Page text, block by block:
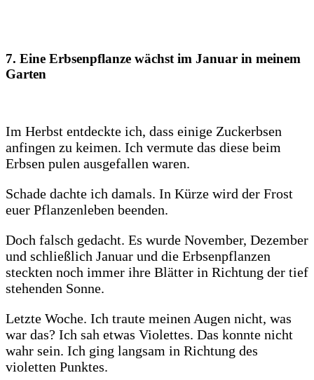
7. Eine Erbsenpflanze wächst im Januar in meinem
Garten
Im Herbst entdeckte ich, dass einige Zuckerbsen
anfingen zu keimen. Ich vermute das diese beim
Erbsen pulen ausgefallen waren.
Schade dachte ich damals. In Kürze wird der Frost
euer Pflanzenleben beenden.
Doch falsch gedacht. Es wurde November, Dezember
und schließlich Januar und die Erbsenpflanzen
steckten noch immer ihre Blätter in Richtung der tief
stehenden Sonne.
Letzte Woche. Ich traute meinen Augen nicht, was
war das? Ich sah etwas Violettes. Das konnte nicht
wahr sein. Ich ging langsam in Richtung des
violetten Punktes.